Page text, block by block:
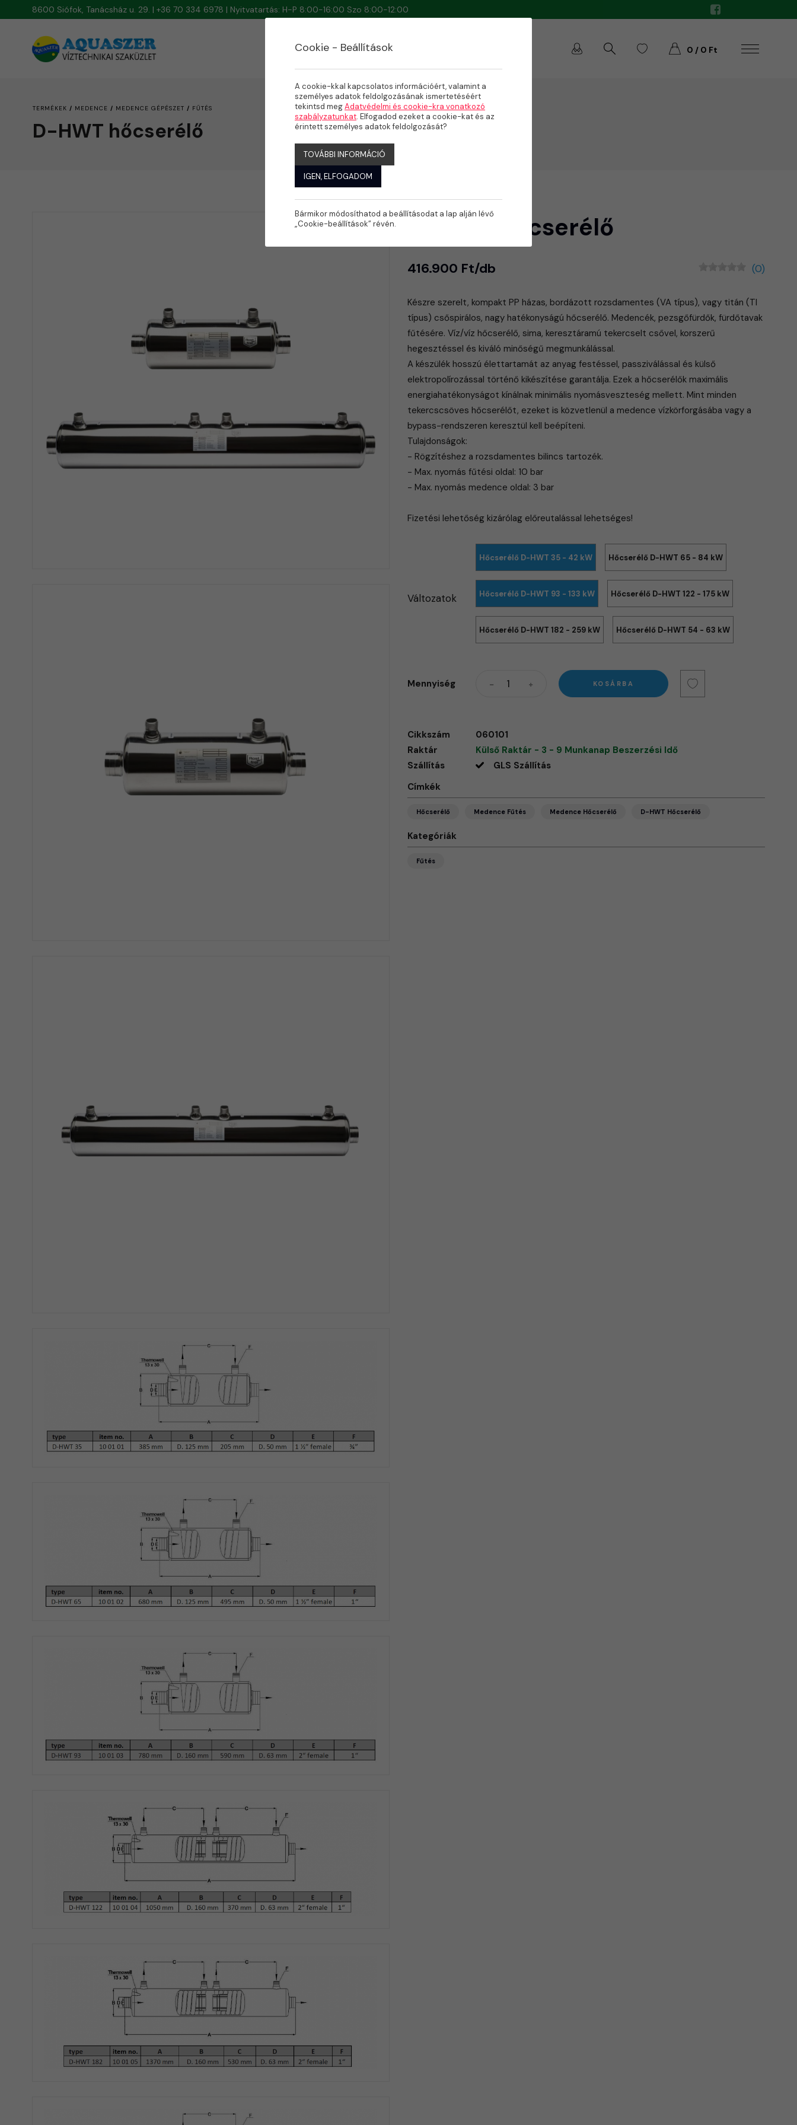
8600 Siófok, Tanácsház u. 29. | +36 70 334 6978 | Nyitvatartás: H-P 8:00-16:00 Szo 8:00-12:00
0 / 0 Ft
TERMÉKEK / MEDENCE / MEDENCE GÉPÉSZET / FŰTÉS
D-HWT hőcserélő
D-HWT hőcserélő
416.900 Ft/db (0)
Készre szerelt, kompakt PP házas, bordázott rozsdamentes (VA típus), vagy titán (TI
típus) csőspirálos, nagy hatékonyságú hőcserélő. Medencék, pezsgőfürdők, fürdőtavak
fűtésére. Víz/víz hőcserélő, sima, keresztáramú tekercselt csővel, korszerű
hegesztéssel és kiváló minőségű megmunkálással.
A készülék hosszú élettartamát az anyag festéssel, passziválással és külső
elektropolírozással történő kikészítése garantálja. Ezek a hőcserélők maximális
energiahatékonyságot kínálnak minimális nyomásveszteség mellett. Mint minden
tekercscsöves hőcserélőt, ezeket is közvetlenül a medence vízkörforgásába vagy a
bypass-rendszeren keresztül kell beépíteni.
Tulajdonságok:
- Rögzítéshez a rozsdamentes bilincs tartozék.
- Max. nyomás fűtési oldal: 10 bar
- Max. nyomás medence oldal: 3 bar
​Fizetési lehetőség kizárólag előreutalással lehetséges!
Változatok
Hőcserélő D-HWT 35 - 42 kW Hőcserélő D-HWT 65 - 84 kW
Hőcserélő D-HWT 93 - 133 kW Hőcserélő D-HWT 122 - 175 kW
Hőcserélő D-HWT 182 - 259 kW Hőcserélő D-HWT 54 - 63 kW
Mennyiség KOSÁRBA
Cikkszám
060101
Raktár
Külső Raktár - 3 - 9 Munkanap Beszerzési Idő
Szállítás
GLS Szállítás
Címkék
Hőcserélő Medence Fűtés Medence Hőcserélő D-HWT Hőcserélő
Kategóriák
Fűtés
Cookie - Beállítások
A cookie-kkal kapcsolatos információért, valamint a
személyes adatok feldolgozásának ismertetéséért
tekintsd megAdatvédelmi és cookie-kra vonatkozó
szabályzatunkat. Elfogadod ezeket a cookie-kat és az
érintett személyes adatok feldolgozását?
TOVÁBBI INFORMÁCIÓ
IGEN, ELFOGADOM
Bármikor módosíthatod a beállításodat a lap alján lévő
„Cookie-beállítások” révén.